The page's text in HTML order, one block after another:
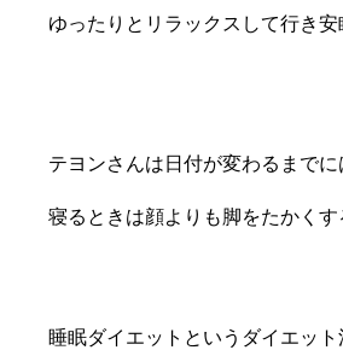
ゆったりとリラックスして行き
テヨンさんは日付が変わるまで
寝るときは顔よりも脚をたかくす
睡眠ダイエットというダイエッ